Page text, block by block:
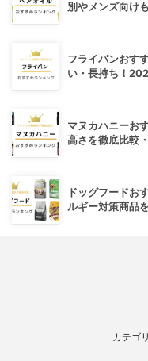
別やメンズ向けも
フライパンおす
い・長持ち！
マヌカハニーお
高さを徹底比較
ドッグフードお
ルギー対策商品
カテゴ